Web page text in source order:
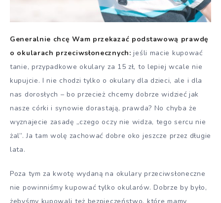
Generalnie chcę Wam przekazać podstawową prawdę
o okularach przeciwsłonecznych: jeśli macie kupować
tanie, przypadkowe okulary za 15 zł, to lepiej wcale nie
kupujcie. I nie chodzi tylko o okulary dla dzieci, ale i dla
nas dorosłych – bo przecież chcemy dobrze widzieć jak
nasze córki i synowie dorastają, prawda? No chyba że
wyznajecie zasadę „czego oczy nie widza, tego sercu nie
żal”. Ja tam wolę zachować dobre oko jeszcze przez długie
lata.
Poza tym za kwotę wydaną na okulary przeciwsłoneczne
nie powinniśmy kupować tylko okularów. Dobrze by było,